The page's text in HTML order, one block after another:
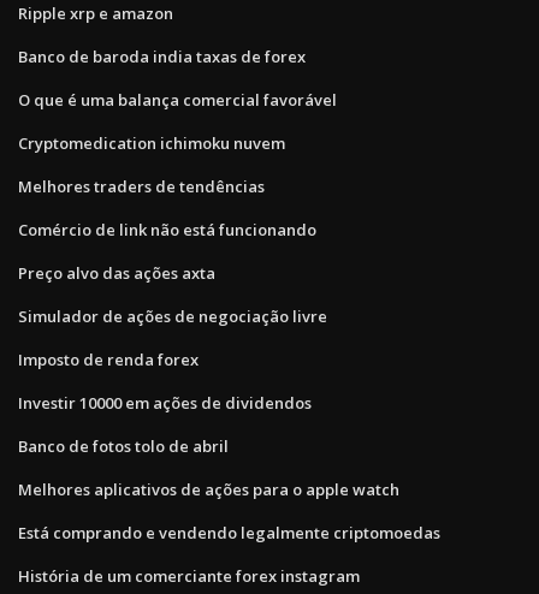
Ripple xrp e amazon
Banco de baroda india taxas de forex
O que é uma balança comercial favorável
Cryptomedication ichimoku nuvem
Melhores traders de tendências
Comércio de link não está funcionando
Preço alvo das ações axta
Simulador de ações de negociação livre
Imposto de renda forex
Investir 10000 em ações de dividendos
Banco de fotos tolo de abril
Melhores aplicativos de ações para o apple watch
Está comprando e vendendo legalmente criptomoedas
História de um comerciante forex instagram